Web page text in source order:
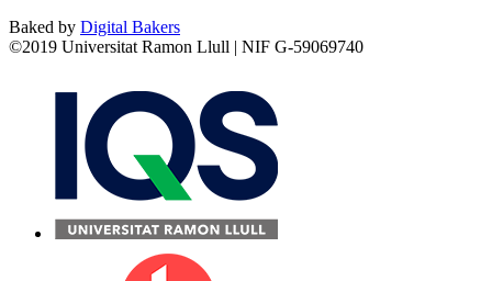
Baked by Digital Bakers
©2019 Universitat Ramon Llull | NIF G-59069740